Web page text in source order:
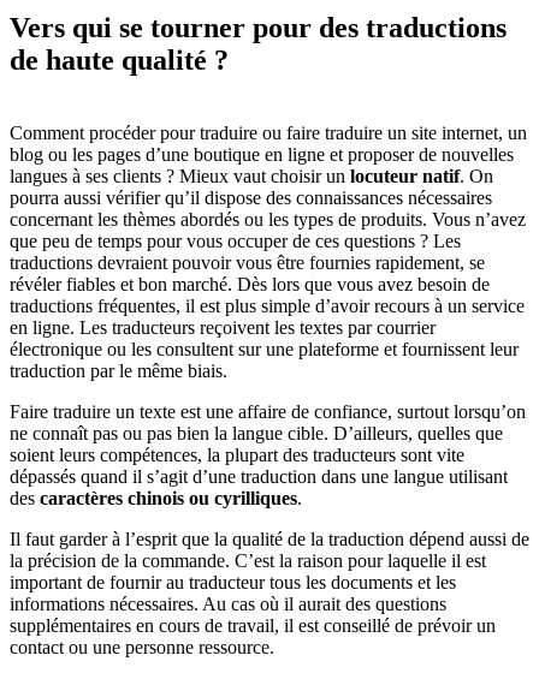
Vers qui se tourner pour des traductions
de haute qualité ?
Comment procéder pour traduire ou faire traduire un site internet, un
blog ou les pages d’une boutique en ligne et proposer de nouvelles
langues à ses clients ? Mieux vaut choisir un locuteur natif. On
pourra aussi vérifier qu’il dispose des connaissances nécessaires
concernant les thèmes abordés ou les types de produits. Vous n’avez
que peu de temps pour vous occuper de ces questions ? Les
traductions devraient pouvoir vous être fournies rapidement, se
révéler fiables et bon marché. Dès lors que vous avez besoin de
traductions fréquentes, il est plus simple d’avoir recours à un service
en ligne. Les traducteurs reçoivent les textes par courrier
électronique ou les consultent sur une plateforme et fournissent leur
traduction par le même biais.
Faire traduire un texte est une affaire de confiance, surtout lorsqu’on
ne connaît pas ou pas bien la langue cible. D’ailleurs, quelles que
soient leurs compétences, la plupart des traducteurs sont vite
dépassés quand il s’agit d’une traduction dans une langue utilisant
des caractères chinois ou cyrilliques.
Il faut garder à l’esprit que la qualité de la traduction dépend aussi de
la précision de la commande. C’est la raison pour laquelle il est
important de fournir au traducteur tous les documents et les
informations nécessaires. Au cas où il aurait des questions
supplémentaires en cours de travail, il est conseillé de prévoir un
contact ou une personne ressource.